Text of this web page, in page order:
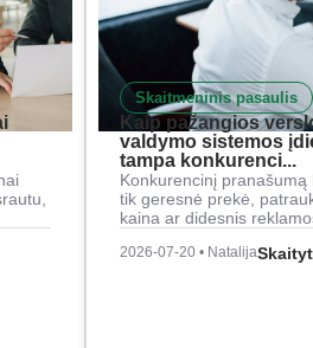
Skaitmeninis pasaulis
Kaip pažangios
valdymo sistemos
tampa konkurenci...
Konkurencinį pranašumą
tik geresnė prekė,
kaina ar didesnis
2026-07-20 • Natalija